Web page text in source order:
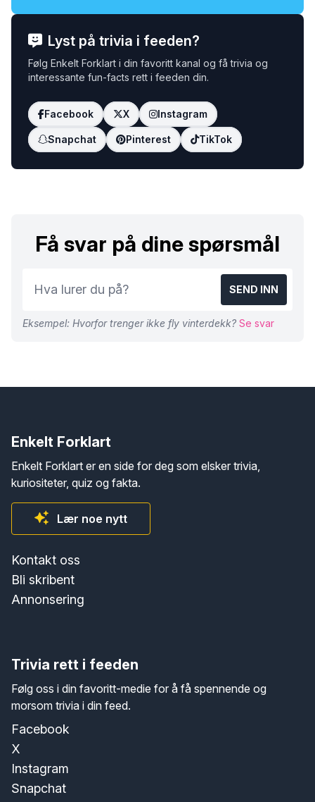
Lyst på trivia i feeden?
Følg Enkelt Forklart i din favoritt kanal og få trivia og
interessante fun-facts rett i feeden din.
Facebook X Instagram
Snapchat Pinterest TikTok
Få svar på dine spørsmål
SEND INN
Eksempel: Hvorfor trenger ikke fly vinterdekk? Se svar
Enkelt Forklart
Enkelt Forklart er en side for deg som elsker trivia,
kuriositeter, quiz og fakta.
Lær noe nytt
Kontakt oss
Bli skribent
Annonsering
Trivia rett i feeden
Følg oss i din favoritt-medie for å få spennende og
morsom trivia i din feed.
Facebook
X
Instagram
Snapchat